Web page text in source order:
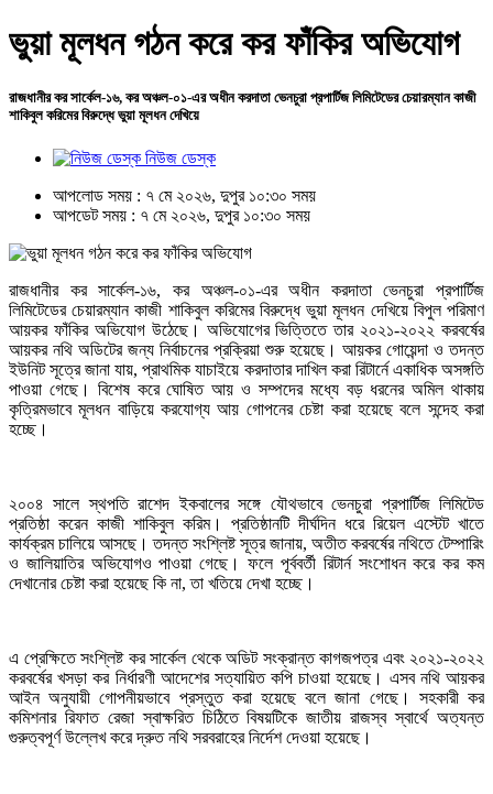
ভুয়া মূলধন গঠন করে কর ফাঁকির অভিযোগ
রাজধানীর কর সার্কেল-১৬, কর অঞ্চল-০১-এর অধীন করদাতা ভেনচুরা প্রপার্টিজ লিমিটেডের চেয়ারম্যান কাজী
শাকিবুল করিমের বিরুদ্ধে ভুয়া মূলধন দেখিয়ে
নিউজ ডেস্ক
আপলোড সময় : ৭ মে ২০২৬, দুপুর ১০:৩০ সময়
আপডেট সময় : ৭ মে ২০২৬, দুপুর ১০:৩০ সময়
রাজধানীর কর সার্কেল-১৬, কর অঞ্চল-০১-এর অধীন করদাতা ভেনচুরা প্রপার্টিজ
লিমিটেডের চেয়ারম্যান কাজী শাকিবুল করিমের বিরুদ্ধে ভুয়া মূলধন দেখিয়ে বিপুল পরিমাণ
আয়কর ফাঁকির অভিযোগ উঠেছে। অভিযোগের ভিত্তিতে তার ২০২১-২০২২ করবর্ষের
আয়কর নথি অডিটের জন্য নির্বাচনের প্রক্রিয়া শুরু হয়েছে। আয়কর গোয়েন্দা ও তদন্ত
ইউনিট সূত্রে জানা যায়, প্রাথমিক যাচাইয়ে করদাতার দাখিল করা রিটার্নে একাধিক অসঙ্গতি
পাওয়া গেছে। বিশেষ করে ঘোষিত আয় ও সম্পদের মধ্যে বড় ধরনের অমিল থাকায়
কৃত্রিমভাবে মূলধন বাড়িয়ে করযোগ্য আয় গোপনের চেষ্টা করা হয়েছে বলে সন্দেহ করা
হচ্ছে।
২০০৪ সালে স্থপতি রাশেদ ইকবালের সঙ্গে যৌথভাবে ভেনচুরা প্রপার্টিজ লিমিটেড
প্রতিষ্ঠা করেন কাজী শাকিবুল করিম। প্রতিষ্ঠানটি দীর্ঘদিন ধরে রিয়েল এস্টেট খাতে
কার্যক্রম চালিয়ে আসছে। তদন্ত সংশ্লিষ্ট সূত্র জানায়, অতীত করবর্ষের নথিতে টেম্পারিং
ও জালিয়াতির অভিযোগও পাওয়া গেছে। ফলে পূর্ববর্তী রিটার্ন সংশোধন করে কর কম
দেখানোর চেষ্টা করা হয়েছে কি না, তা খতিয়ে দেখা হচ্ছে।
এ প্রেক্ষিতে সংশ্লিষ্ট কর সার্কেল থেকে অডিট সংক্রান্ত কাগজপত্র এবং ২০২১-২০২২
করবর্ষের খসড়া কর নির্ধারণী আদেশের সত্যায়িত কপি চাওয়া হয়েছে। এসব নথি আয়কর
আইন অনুযায়ী গোপনীয়ভাবে প্রস্তুত করা হয়েছে বলে জানা গেছে। সহকারী কর
কমিশনার রিফাত রেজা স্বাক্ষরিত চিঠিতে বিষয়টিকে জাতীয় রাজস্ব স্বার্থে অত্যন্ত
গুরুত্বপূর্ণ উল্লেখ করে দ্রুত নথি সরবরাহের নির্দেশ দেওয়া হয়েছে।